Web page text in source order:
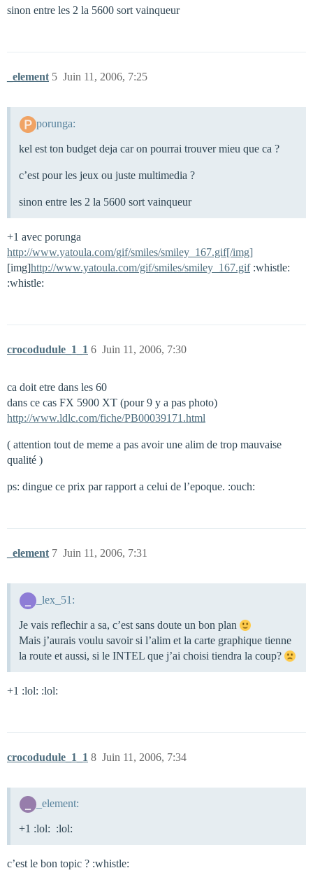
sinon entre les 2 la 5600 sort vainqueur
_element Juin 11, 2006, 7:25
5
porunga:
kel est ton budget deja car on pourrai trouver mieu que ca ?
c’est pour les jeux ou juste multimedia ?
sinon entre les 2 la 5600 sort vainqueur
+1 avec porunga
http://www.yatoula.com/gif/smiles/smiley_167.gif[/img]
[img]http://www.yatoula.com/gif/smiles/smiley_167.gif:whistle:
:whistle:
crocodudule_1_1 Juin 11, 2006, 7:30
6
ca doit etre dans les 60
dans ce cas FX 5900 XT (pour 9 y a pas photo)
http://www.ldlc.com/fiche/PB00039171.html
( attention tout de meme a pas avoir une alim de trop mauvaise
qualité )
ps: dingue ce prix par rapport a celui de l’epoque. :ouch:
_element Juin 11, 2006, 7:31
7
_lex_51:
Je vais reflechir a sa, c’est sans doute un bon plan
Mais j’aurais voulu savoir si l’alim et la carte graphique tienne
la route et aussi, si le INTEL que j’ai choisi tiendra la coup?
+1 :lol: :lol:
crocodudule_1_1 Juin 11, 2006, 7:34
8
_element:
+1 :lol: :lol:
c’est le bon topic ? :whistle: